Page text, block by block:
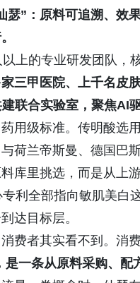
瑟”：原料可追溯、
上的专业研发团队，
三甲医院、上千名皮
联合实验室，聚焦AI
用级标准。传明酸选
荷兰帝斯曼、德国巴
库里挑选，而是从上
利全部指向敏肌美白
达目标层。
费者其实看不到。消
是一条从原料采购、配